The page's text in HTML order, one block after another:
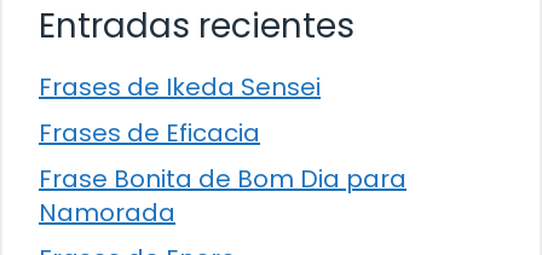
Entradas recientes
Frases de Ikeda Sensei
Frases de Eficacia
Frase Bonita de Bom Dia para
Namorada